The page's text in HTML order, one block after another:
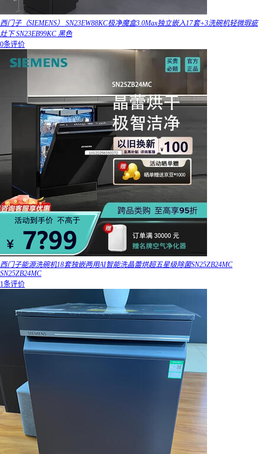
西门子（SIEMENS） SN23EW88KC极净魔盒3.0Max独立嵌入17套+3洗碗机轻微瑕疵
灶下 SN23EB99KC 黑色
0条评价
西门子能源洗碗机18套独嵌两用AI智能洗晶蕾烘超五星级除菌SN25ZB24MC
SN25ZB24MC
1条评价